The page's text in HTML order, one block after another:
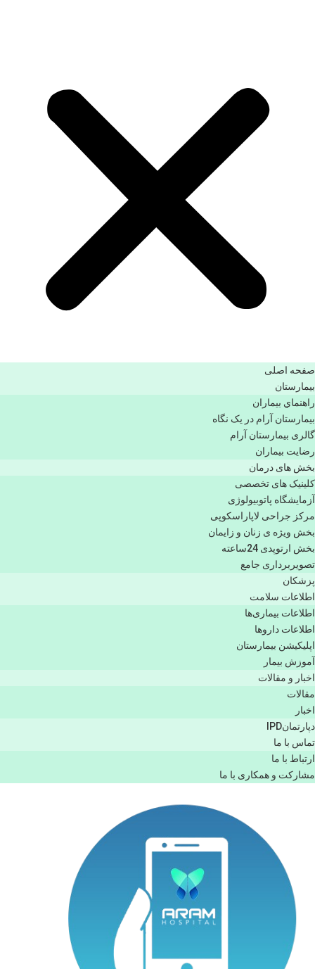
صفحه اصلی
بيمارستان
راهنماي بیماران
بیمارستان آرام در یک نگاه
گالری بیمارستان آرام
رضایت بیماران
بخش های درمان
کلینیک های تخصصی
آزمایشگاه پاتوبیولوژی
مرکز جراحی لاپاراسکوپی
بخش ویژه ی زنان و زایمان
بخش ارتوپدی 24ساعته
تصویربرداری جامع
پزشكان
اطلاعات سلامت
اطلاعات بیماری‌ها
اطلاعات دارو‌ها
اپليكيشن بيمارستان
آموزش بیمار
اخبار و مقالات
مقالات
اخبار
دپارتمانIPD
تماس با ما
ارتباط با ما
مشاركت و همكاری با ما